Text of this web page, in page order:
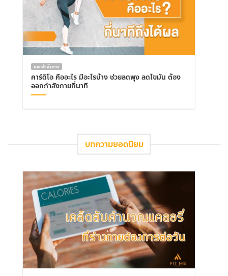
ออกกำลังกาย
คาร์ดิโอ คืออะไร มีอะไรบ้าง ช่วยลดพุง ลดไขมัน ต้อง
ออกกำลังกายกี่นาที
บทความยอดนิยม